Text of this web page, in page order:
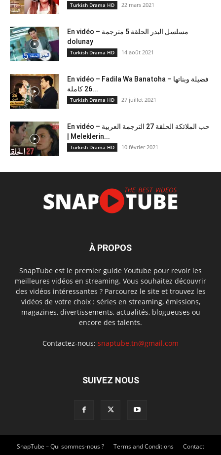
Turkish Drama HD 22 mars 2021
En vidéo – مسلسل البدر الحلقة 5 مترجمة
dolunay
Turkish Drama HD 14 août 2021
En vidéo – Fadila Wa Banatoha – فضيلة وبناتها
26 كاملة...
Turkish Drama HD 27 juillet 2021
En vidéo – حب الملائكة الحلقة 27 الترجمة العربية
| Meleklerin...
Turkish Drama HD 10 février 2021
À PROPOS
SnapTube est le premier guide Youtube pour revoir les
meilleures vidéos en streaming. Vous souhaitez découvrir
des vidéos intéressantes ? Parcourez le site et trouvez les
vidéos de votre choix : séries en streaming, émissions,
magazines, divertissements, actualités, blogueuses ou
encore des talents.
Contactez-nous: snaptube.tn@gmail.com
SUIVEZ NOUS
SnapTube – Qui sommes-nous ? Terms and Conditions Contact